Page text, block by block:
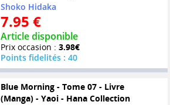
Shoko Hidaka
7.95 €
Article disponible
Prix occasion : 3.98€
Points fidelités : 40
Blue Morning - Tome 07 - Livre
(Manga) - Yaoi - Hana Collection